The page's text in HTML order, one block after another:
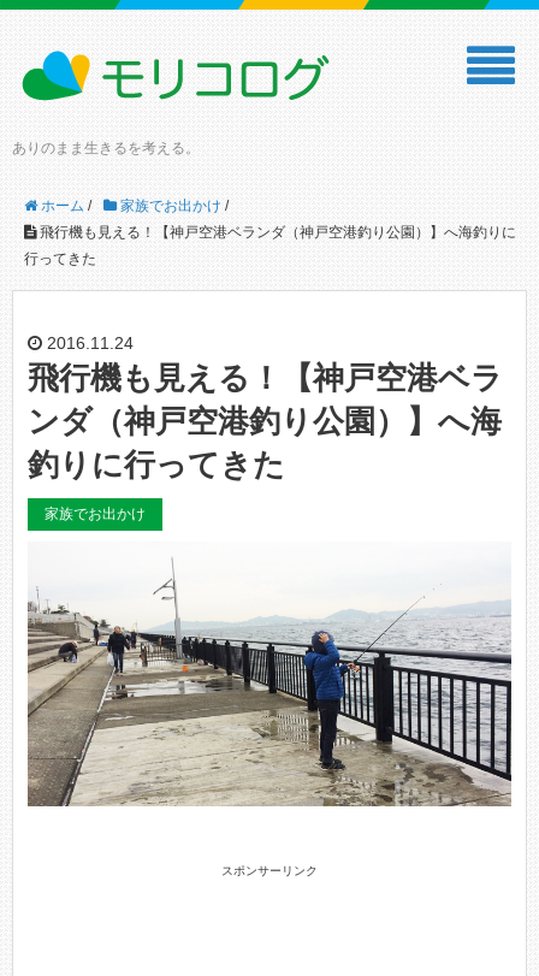
ありのまま生きるを考える。
ホーム / 家族でお出かけ /
飛行機も見える！【神戸空港ベランダ（神戸空港釣り公園）】へ海釣りに
行ってきた
2016.11.24
飛行機も見える！【神戸空港ベラ
ンダ（神戸空港釣り公園）】へ海
釣りに行ってきた
家族でお出かけ
スポンサーリンク